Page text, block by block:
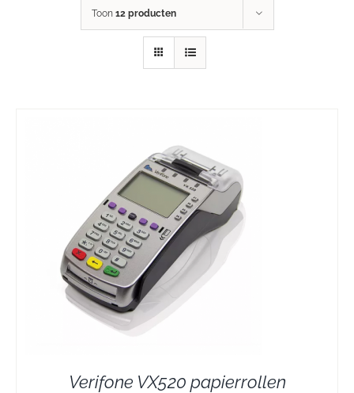
Toon 12 producten
Verifone VX520 papierrollen